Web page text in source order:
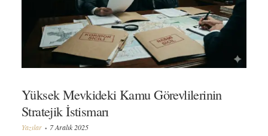
Yüksek Mevkideki Kamu Görevlilerinin
Stratejik İstismarı
Yazılar 7 Aralık 2025